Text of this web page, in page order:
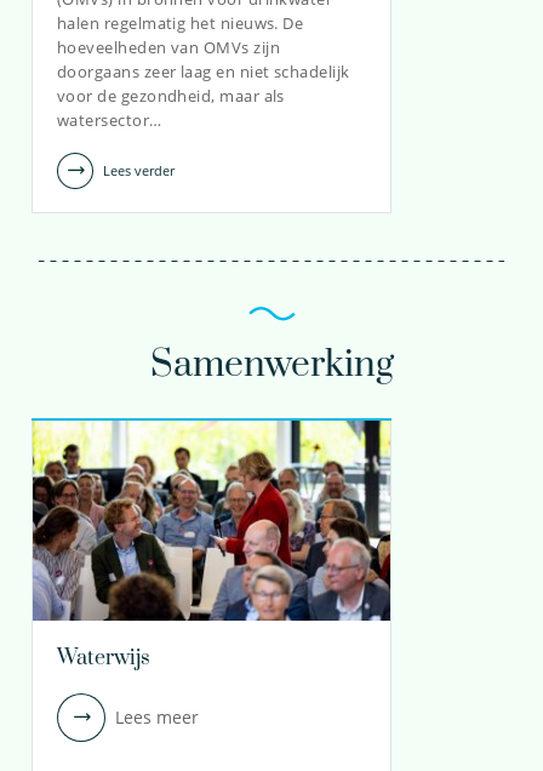
Erwin.Beerendonk@kwrwater.nl
bekijk profiel
halen regelmatig het nieuws. De
hoeveelheden van OMVs zijn
doorgaans zeer laag en niet schadelijk
voor de gezondheid, maar als
watersector…
Lees verder
Samenwerking
Waterwijs
Lees meer